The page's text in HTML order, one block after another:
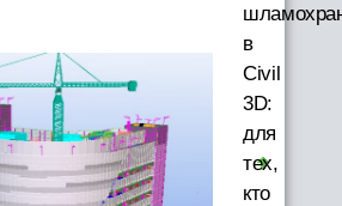
в
Civil
3D:
для
тех,
кто